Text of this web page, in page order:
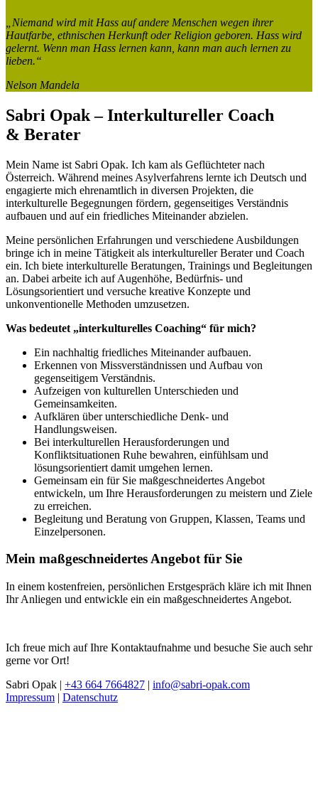
„Niemand wird mit Hass auf andere Menschen wegen ihrer
Hautfarbe, ethnischen Herkunft oder Religion geboren. Hass wird
gelernt. Wenn man Hass lernen kann, kann man auch lernen zu
lieben.“
Nelson Mandela
Sabri Opak – Interkultureller Coach
& Berater
Mein Name ist Sabri Opak. Ich kam als Geflüchteter nach
Österreich. Während meines Asylverfahrens lernte ich Deutsch und
engagierte mich ehrenamtlich in diversen Projekten, die
interkulturelle Begegnungen fördern, gegenseitiges Verständnis
aufbauen und auf ein friedliches Miteinander abzielen.
Meine persönlichen Erfahrungen und verschiedene Ausbildungen
bringe ich in meine Tätigkeit als interkultureller Berater und Coach
ein. Ich biete interkulturelle Beratungen, Trainings und Begleitungen
an. Dabei arbeite ich auf Augenhöhe, Bedürfnis- und
Lösungsorientiert und versuche kreative Konzepte und
unkonventionelle Methoden umzusetzen.
Was bedeutet „interkulturelles Coaching“ für mich?
Ein nachhaltig friedliches Miteinander aufbauen.
Erkennen von Missverständnissen und Aufbau von
gegenseitigem Verständnis.
Aufzeigen von kulturellen Unterschieden und
Gemeinsamkeiten.
Aufklären über unterschiedliche Denk- und
Handlungsweisen.
Bei interkulturellen Herausforderungen und
Konfliktsituationen Ruhe bewahren, einfühlsam und
lösungsorientiert damit umgehen lernen.
Gemeinsam ein für Sie maßgeschneidertes Angebot
entwickeln, um Ihre Herausforderungen zu meistern und Ziele
zu erreichen.
Begleitung und Beratung von Gruppen, Klassen, Teams und
Einzelpersonen.
Mein maßgeschneidertes Angebot für Sie
In einem kostenfreien, persönlichen Erstgespräch kläre ich mit Ihnen
Ihr Anliegen und entwickle ein ein maßgeschneidertes Angebot.
Ich freue mich auf Ihre Kontaktaufnahme und besuche Sie auch sehr
gerne vor Ort!
Sabri Opak | +43 664 7664827 | info@sabri-opak.com
Impressum | Datenschutz